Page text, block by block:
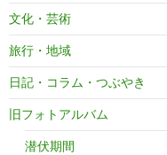
文化・芸術
旅行・地域
日記・コラム・つぶやき
旧フォトアルバム
潜伏期間